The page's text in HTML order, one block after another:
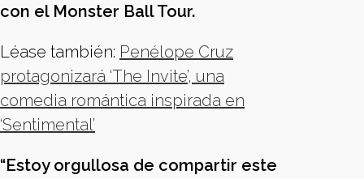
con el Monster Ball Tour.
Léase también: Penélope Cruz
protagonizará ‘The Invite’, una
comedia romántica inspirada en
‘Sentimental’
“Estoy orgullosa de compartir este